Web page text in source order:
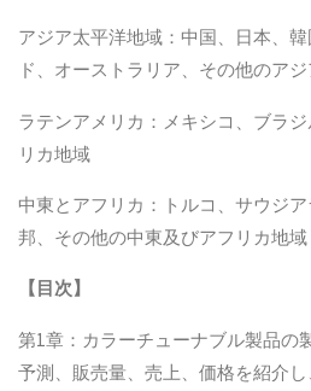
アジア太平洋地域：中国、日本、
ド、オーストラリア、その他のア
ラテンアメリカ：メキシコ、ブラ
リカ地域
中東とアフリカ：トルコ、サウジ
邦、その他の中東及びアフリカ地域
【 目次】
第1章：カラーチューナブル製品の
予測、販売量、売上、価格を紹介